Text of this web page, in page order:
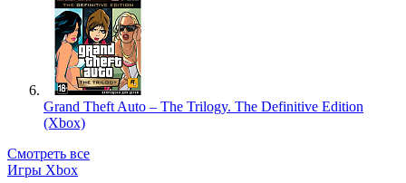
Grand Theft Auto – The Trilogy. The Definitive Edition
(Xbox)
Смотреть все
Игры Xbox